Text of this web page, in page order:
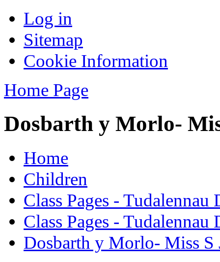
Log in
Sitemap
Cookie Information
Home Page
Dosbarth y Morlo-
Home
Children
Class Pages - Tudalennau
Class Pages -
Dosbarth y Morlo- Miss S